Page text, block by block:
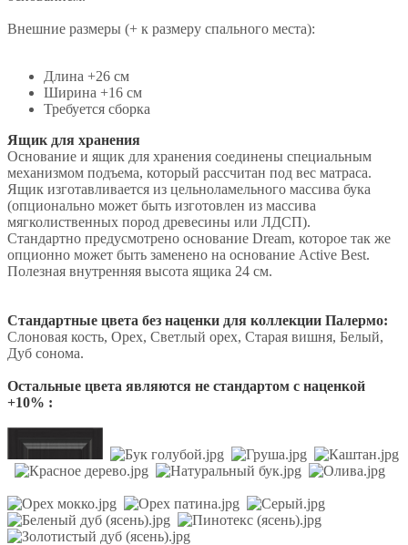
Внешние размеры (+ к размеру спального места):
Длина +26 см
Ширина +16 см
Требуется сборка
Ящик для хранения
Основание и ящик для хранения соединены специальным
механизмом подъема, который рассчитан под вес матраса.
Ящик изготавливается из цельноламельного массива бука
(опционально может быть изготовлен из массива
мягколиственных пород древесины или ЛДСП).
Стандартно предусмотрено основание Dream, которое так же
опционно может быть заменено на основание Active Best.
Полезная внутренняя высота ящика 24 см.
Стандартные цвета без наценки для коллекции Палермо:
Слоновая кость, Орех, Светлый орех, Старая вишня, Белый,
Дуб сонома.
Остальные цвета являются не стандартом с наценкой
+10% :